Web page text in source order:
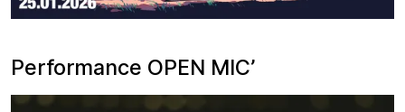
Performance OPEN MIC’